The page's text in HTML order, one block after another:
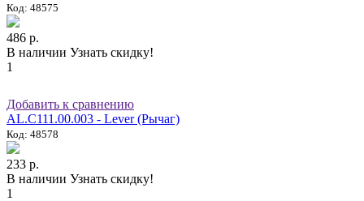
Код: 48575
486 р.
В наличии Узнать скидку!
1
Добавить к сравнению
AL.C111.00.003 - Lever (Рычаг)
Код: 48578
233 р.
В наличии Узнать скидку!
1